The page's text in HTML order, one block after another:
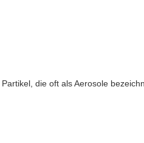
die oft als Aerosole